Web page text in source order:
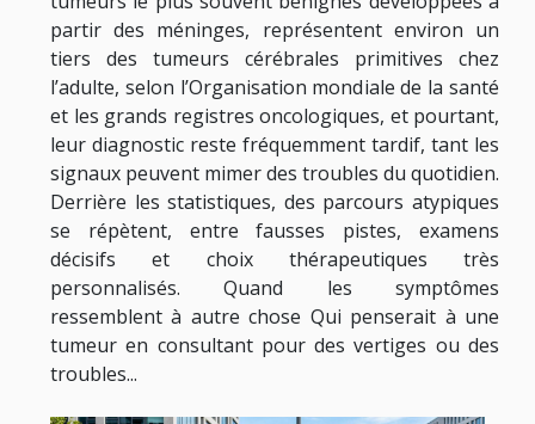
partir des méninges, représentent environ un
tiers des tumeurs cérébrales primitives chez
l’adulte, selon l’Organisation mondiale de la santé
et les grands registres oncologiques, et pourtant,
leur diagnostic reste fréquemment tardif, tant les
signaux peuvent mimer des troubles du quotidien.
Derrière les statistiques, des parcours atypiques
se répètent, entre fausses pistes, examens
décisifs et choix thérapeutiques très
personnalisés. Quand les symptômes
ressemblent à autre chose Qui penserait à une
tumeur en consultant pour des vertiges ou des
troubles...